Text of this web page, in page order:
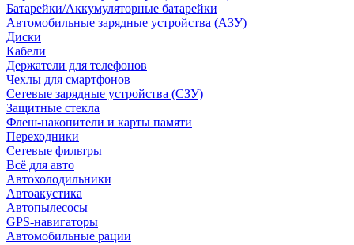
Батарейки/Аккумуляторные батарейки
Автомобильные зарядные устройства (АЗУ)
Диски
Кабели
Держатели для телефонов
Чехлы для смартфонов
Сетевые зарядные устройства (СЗУ)
Защитные стекла
Флеш-накопители и карты памяти
Переходники
Сетевые фильтры
Всё для авто
Автохолодильники
Автоакустика
Автопылесосы
GPS-навигаторы
Автомобильные рации